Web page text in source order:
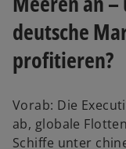
deutsche
profitieren?
Vorab: Die
ab, globale
Schiffe unter